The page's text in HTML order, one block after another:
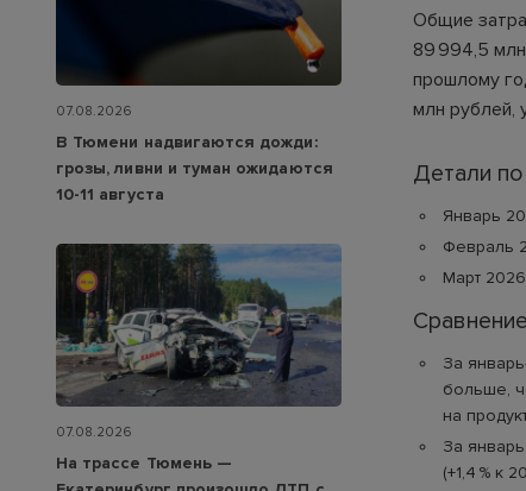
Общие
89 994,5
прошлому
млн рублей,
Детали
Январь
Февраль
Март
За
больше,
на
За
(+1,4 % к
07.08.2026
В Тюмени надвигаются дожди:
грозы, ливни и туман ожидаются
10-11 августа
07.08.2026
На трассе Тюмень —